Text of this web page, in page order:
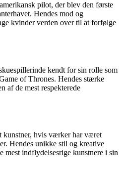
pilot, der blev den første
Hendes mod og
kvinder verden over til at forfølge
kendt for sin rolle som
of Thrones. Hendes stærke
af de mest respekterede
kunstner, hvis værker har været
Hendes unikke stil og kreative
mest indflydelsesrige kunstnere i sin